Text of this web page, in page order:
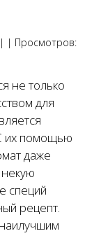
| | Просмотров:
не только
для
их помощью
даже
специй
рецепт.